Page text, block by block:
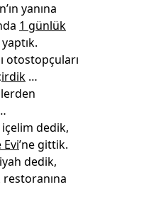
yanına
1 günlük
otostopçuları
…
dedik,
’ne gittik.
dedik,
restoranına